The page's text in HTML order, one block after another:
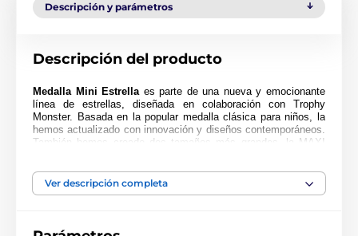
Descripción y parámetros
Descripción del producto
Medalla Mini Estrellaes parte de una nueva y emocionante
línea de estrellas, diseñada en colaboración con Trophy
Monster. Basada en la popular medalla clásica para niños, la
hemos actualizado con innovación y diseños contemporáneos.
También hemos creado dos tamaños más grandes, la MAXI
Cortada en una forma especial, esta medalla presenta una
impresión en color de alta calidad en el reverso del acrílico de
Ver descripción completa